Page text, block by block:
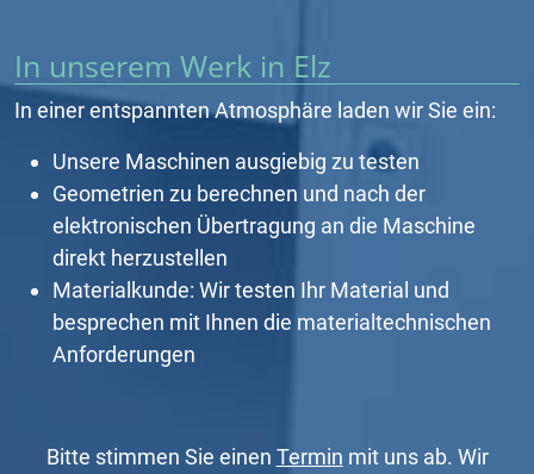
In unserem Werk in Elz
In einer entspannten Atmosphäre laden wir Sie ein:
Unsere Maschinen ausgiebig zu testen
Geometrien zu berechnen und nach der
elektronischen Übertragung an die Maschine
direkt herzustellen
Materialkunde: Wir testen Ihr Material und
besprechen mit Ihnen die materialtechnischen
Anforderungen
Bitte stimmen Sie einen Termin mit uns ab. Wir